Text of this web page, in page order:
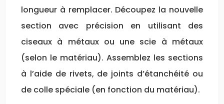
longueur à remplacer. Découpez la nouvelle
section avec précision en utilisant des
ciseaux à métaux ou une scie à métaux
(selon le matériau). Assemblez les sections
à l’aide de rivets, de joints d’étanchéité ou
de colle spéciale (en fonction du matériau).